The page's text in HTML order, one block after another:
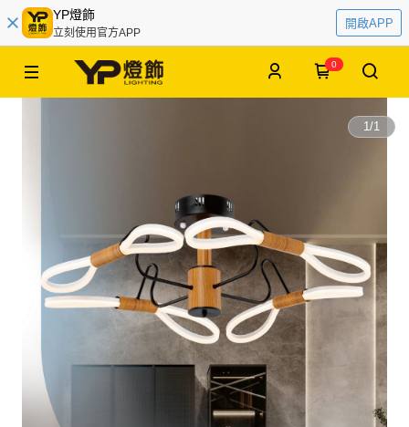
YP燈飾
立刻使用官方APP
開啟APP
0
1/1